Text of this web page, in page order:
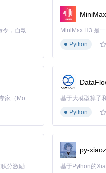
录
位于"Save"文件夹）
应用"保存修改
diablo_edit/raw/
图：任务物品编辑
Claude Code 的开源替代方案。连接任意大模型，编辑代码，运行命令，自动验证 — 全自动执行。用 Rust 构建，极致性能。 ｜ An open-source alternative to Claude Code. Connect any LLM, edit code, run commands, and verify changes — autonomously. Built in Rust for speed. Get Started
Python
Kimi K3 是Kimi能力最强的模型：这是一个拥有 2.8 万亿参数的混合专家（MoE）模型，具备原生视觉理解能力，并支持 100 万 token 的上下文窗口。
基于大模型算子
Python
「源启盛夏」暑期校园开发者成长计划旨在激活校园开源力量，通过积分激励、认证扶持、资源倾斜等形式，引导高校组织和开发者完成「入驻 — 建项目 — 做贡献 — 获认证 — 得资源」的完整闭环。无论你是想带领社团入驻平台的组织者，还是希望用代码贡献证明自己的开发者，都能在这里找到属于你的成长路径。
py-